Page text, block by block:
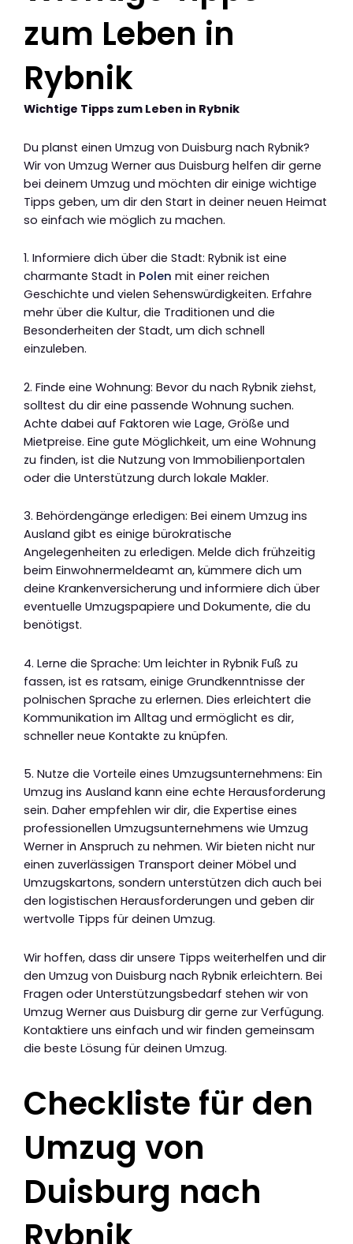
zum Leben in
Rybnik
Wichtige Tipps zum Leben in Rybnik
Du planst einen Umzug von Duisburg nach Rybnik?
Wir von Umzug Werner aus Duisburg helfen dir gerne
bei deinem Umzug und möchten dir einige wichtige
Tipps geben, um dir den Start in deiner neuen Heimat
so einfach wie möglich zu machen.
1. Informiere dich über die Stadt: Rybnik ist eine
charmante Stadt in Polen mit einer reichen
Geschichte und vielen Sehenswürdigkeiten. Erfahre
mehr über die Kultur, die Traditionen und die
Besonderheiten der Stadt, um dich schnell
einzuleben.
2. Finde eine Wohnung: Bevor du nach Rybnik ziehst,
solltest du dir eine passende Wohnung suchen.
Achte dabei auf Faktoren wie Lage, Größe und
Mietpreise. Eine gute Möglichkeit, um eine Wohnung
zu finden, ist die Nutzung von Immobilienportalen
oder die Unterstützung durch lokale Makler.
3. Behördengänge erledigen: Bei einem Umzug ins
Ausland gibt es einige bürokratische
Angelegenheiten zu erledigen. Melde dich frühzeitig
beim Einwohnermeldeamt an, kümmere dich um
deine Krankenversicherung und informiere dich über
eventuelle Umzugspapiere und Dokumente, die du
benötigst.
4. Lerne die Sprache: Um leichter in Rybnik Fuß zu
fassen, ist es ratsam, einige Grundkenntnisse der
polnischen Sprache zu erlernen. Dies erleichtert die
Kommunikation im Alltag und ermöglicht es dir,
schneller neue Kontakte zu knüpfen.
5. Nutze die Vorteile eines Umzugsunternehmens: Ein
Umzug ins Ausland kann eine echte Herausforderung
sein. Daher empfehlen wir dir, die Expertise eines
professionellen Umzugsunternehmens wie Umzug
Werner in Anspruch zu nehmen. Wir bieten nicht nur
einen zuverlässigen Transport deiner Möbel und
Umzugskartons, sondern unterstützen dich auch bei
den logistischen Herausforderungen und geben dir
wertvolle Tipps für deinen Umzug.
Wir hoffen, dass dir unsere Tipps weiterhelfen und dir
den Umzug von Duisburg nach Rybnik erleichtern. Bei
Fragen oder Unterstützungsbedarf stehen wir von
Umzug Werner aus Duisburg dir gerne zur Verfügung.
Kontaktiere uns einfach und wir finden gemeinsam
die beste Lösung für deinen Umzug.
Checkliste für den
Umzug von
Duisburg nach